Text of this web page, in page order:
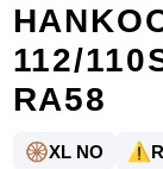
112/
RA58
🛞XL NO ⚠️